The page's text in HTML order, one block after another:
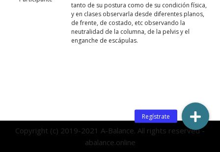
tanto de su postura como de su condición física,
y en clases observarla desde diferentes planos,
de frente, de costado, etc observando la
neutralidad de la columna, de la pelvis y el
enganche de escápulas.
Copyright (c) 2019-2021 A-Balance. All rights reserved -
abalance.online